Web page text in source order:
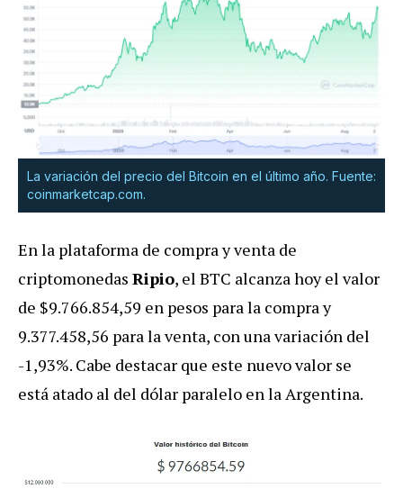
La variación del precio del Bitcoin en el último año. Fuente:
coinmarketcap.com.
En la plataforma de compra y venta de
criptomonedas Ripio, el BTC alcanza hoy el valor
de $9.766.854,59 en pesos para la compra y
9.377.458,56 para la venta, con una variación del
-1,93%. Cabe destacar que este nuevo valor se
está atado al del dólar paralelo en la Argentina.